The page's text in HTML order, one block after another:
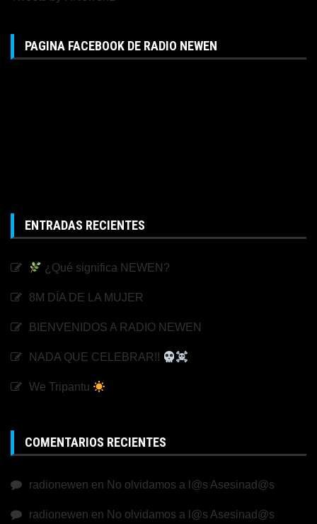
PAGINA FACEBOOK DE RADIO NEWEN
ENTRADAS RECIENTES
¿Qué significa NEWEN?
8M DÍA DE LA MUJER
BIENVENIDOS A RADIO NEWEN
NADA QUE CELEBRAR!!
We Tripantu
COMENTARIOS RECIENTES
radionewen en No olvidamos a l@s Asesinad@s
radionewen en No olvidamos a l@s Asesinad@s